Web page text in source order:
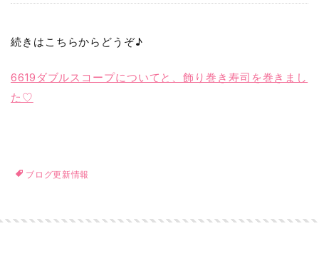
続きはこちらからどうぞ♪
6619ダブルスコープについてと、飾り巻き寿司を巻きまし
た♡
ブログ更新情報